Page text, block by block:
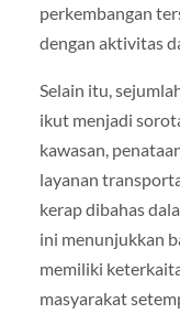
perkembangan
dengan aktivitas
Selain itu,
ikut menjadi
kawasan,
layanan
kerap dibahas
ini menunjukkan
memiliki
masyarakat